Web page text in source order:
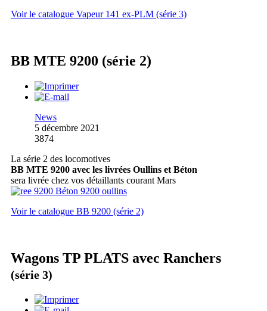
Voir le catalogue Vapeur 141 ex-PLM (série 3)
BB MTE 9200 (série 2)
News
5 décembre 2021
3874
La série 2 des locomotives
BB MTE 9200 avec les livrées Oullins et Béton
sera livrée chez vos détaillants courant Mars
Voir le catalogue BB 9200 (série 2)
Wagons TP PLATS avec Ranchers
(série 3)